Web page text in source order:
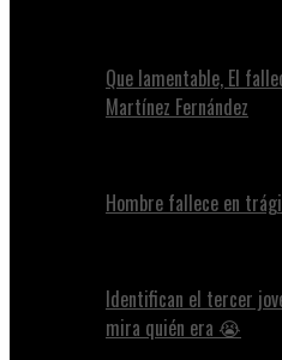
Que lamentable, El
Martínez Fernández
Hombre fallece en
Identifican el tercer
mira quién era 😭